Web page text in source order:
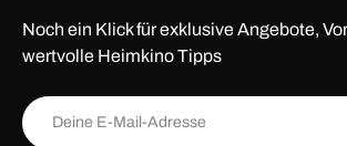
Noch ein Klick für exklusive Angebote,
wertvolle Heimkino Tipps
E-Mail